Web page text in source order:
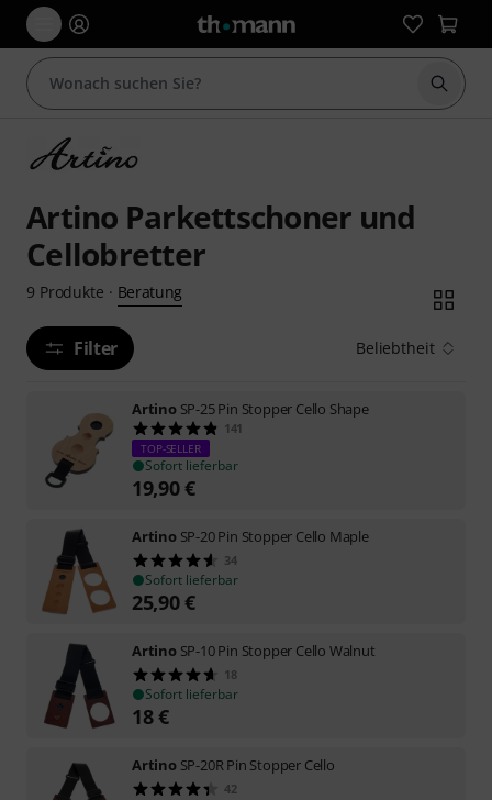
Suche
Artino Parkettschoner und
Cellobretter
9 Produkte · Beratung
Filter Beliebtheit
Artino SP-25 Pin Stopper Cello Shape
141
TOP-SELLER
Sofort lieferbar
19,90€
Artino SP-20 Pin Stopper Cello Maple
34
Sofort lieferbar
25,90€
Artino SP-10 Pin Stopper Cello Walnut
18
Sofort lieferbar
18€
Artino SP-20R Pin Stopper Cello
42